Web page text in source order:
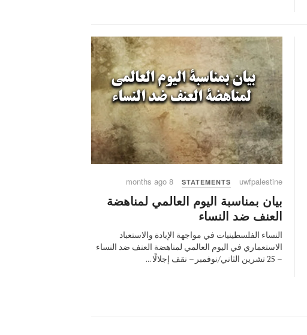
uwfpalestine
STATEMENTS
8 months ago
بيان بمناسبة اليوم العالمي لمناهضة
العنف ضد النساء
النساء الفلسطينيات في مواجهة الإبادة والاستعباد
الاستعماري في اليوم العالمي لمناهضة العنف ضد النساء
– 25 تشرين الثاني/نوفمبر – نقف إجلالًا ...